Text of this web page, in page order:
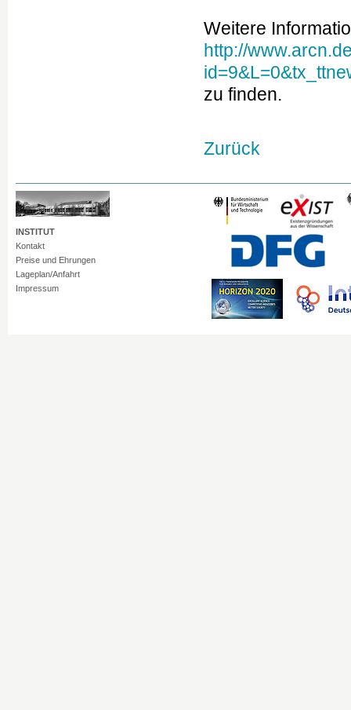
Weitere
http://
zu finden.
Zurück
INSTITUT
Kontakt
Preise und Ehrungen
Lageplan/Anfahrt
Impressum